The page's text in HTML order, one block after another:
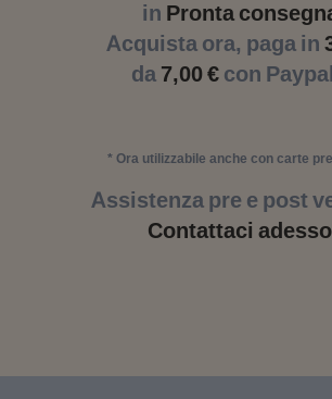
in Pronta
Acquista ora, paga in
da 7,00 € con
* Ora utilizzabile anche con carte
Assistenza pre e post
Contattaci